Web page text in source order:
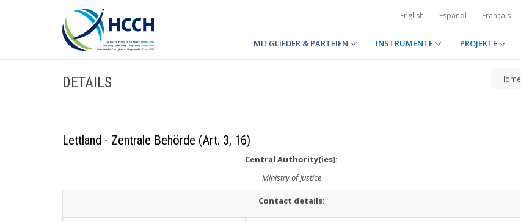
English Español Français
MITGLIEDER & PARTEIEN INSTRUMENTE PROJEKTE
DETAILS Home
Lettland - Zentrale Behörde (Art. 3, 16)
Central Authority(ies):
Ministry of Justice
Contact details: